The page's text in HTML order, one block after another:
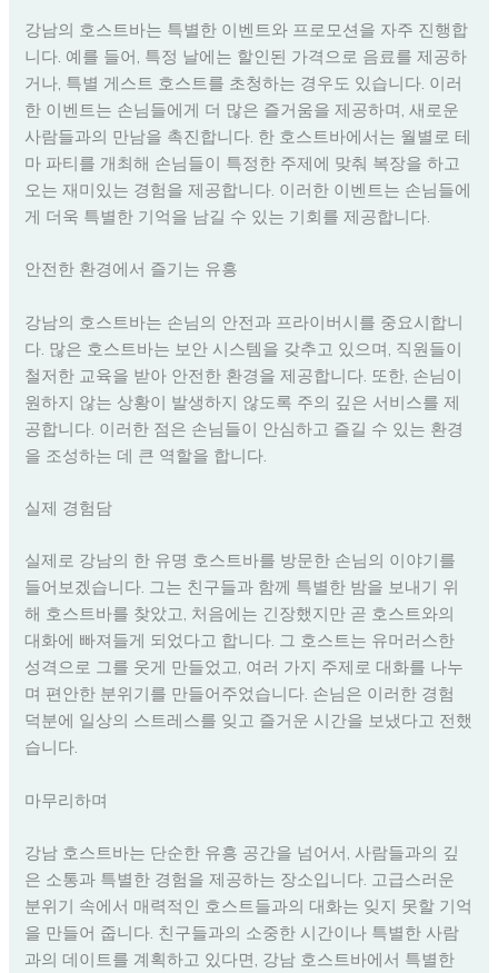
강남의 호스트바는 특별한 이벤트와 프로모션을 자주 진행합
니다. 예를 들어, 특정 날에는 할인된 가격으로 음료를 제공하
거나, 특별 게스트 호스트를 초청하는 경우도 있습니다. 이러
한 이벤트는 손님들에게 더 많은 즐거움을 제공하며, 새로운
사람들과의 만남을 촉진합니다. 한 호스트바에서는 월별로 테
마 파티를 개최해 손님들이 특정한 주제에 맞춰 복장을 하고
오는 재미있는 경험을 제공합니다. 이러한 이벤트는 손님들에
게 더욱 특별한 기억을 남길 수 있는 기회를 제공합니다.
안전한 환경에서 즐기는 유흥
강남의 호스트바는 손님의 안전과 프라이버시를 중요시합니
다. 많은 호스트바는 보안 시스템을 갖추고 있으며, 직원들이
철저한 교육을 받아 안전한 환경을 제공합니다. 또한, 손님이
원하지 않는 상황이 발생하지 않도록 주의 깊은 서비스를 제
공합니다. 이러한 점은 손님들이 안심하고 즐길 수 있는 환경
을 조성하는 데 큰 역할을 합니다.
실제 경험담
실제로 강남의 한 유명 호스트바를 방문한 손님의 이야기를
들어보겠습니다. 그는 친구들과 함께 특별한 밤을 보내기 위
해 호스트바를 찾았고, 처음에는 긴장했지만 곧 호스트와의
대화에 빠져들게 되었다고 합니다. 그 호스트는 유머러스한
성격으로 그를 웃게 만들었고, 여러 가지 주제로 대화를 나누
며 편안한 분위기를 만들어주었습니다. 손님은 이러한 경험
덕분에 일상의 스트레스를 잊고 즐거운 시간을 보냈다고 전했
습니다.
마무리하며
강남 호스트바는 단순한 유흥 공간을 넘어서, 사람들과의 깊
은 소통과 특별한 경험을 제공하는 장소입니다. 고급스러운
분위기 속에서 매력적인 호스트들과의 대화는 잊지 못할 기억
을 만들어 줍니다. 친구들과의 소중한 시간이나 특별한 사람
과의 데이트를 계획하고 있다면, 강남 호스트바에서 특별한